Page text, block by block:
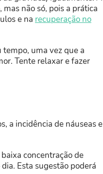
não só, pois a prática
e na recuperação no
uma vez que a
Tente relaxar e fazer
a incidência de náuseas e
concentração de
Esta sugestão poderá